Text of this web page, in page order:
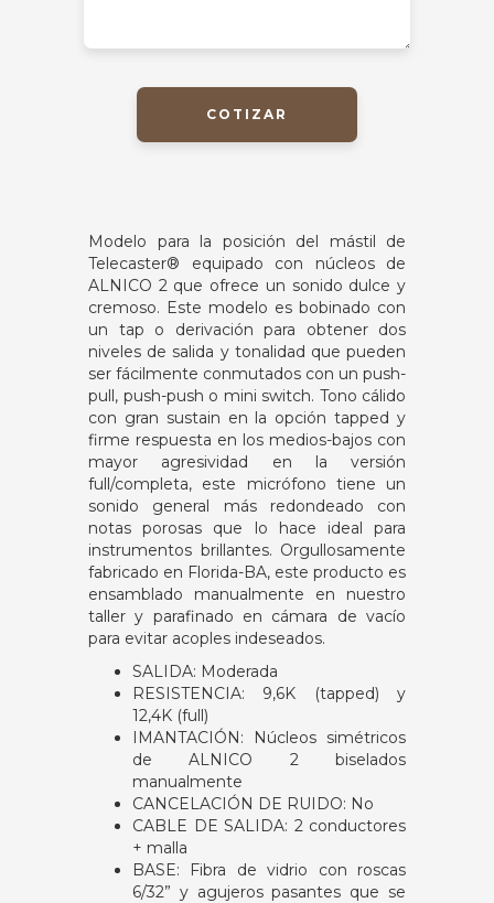
COTIZAR
Modelo para la posición del mástil de
Telecaster® equipado con núcleos de
ALNICO 2 que ofrece un sonido dulce y
cremoso. Este modelo es bobinado con
un tap o derivación para obtener dos
niveles de salida y tonalidad que pueden
ser fácilmente conmutados con un push-
pull, push-push o mini switch. Tono cálido
con gran sustain en la opción tapped y
firme respuesta en los medios-bajos con
mayor agresividad en la versión
full/completa, este micrófono tiene un
sonido general más redondeado con
notas porosas que lo hace ideal para
instrumentos brillantes. Orgullosamente
fabricado en Florida-BA, este producto es
ensamblado manualmente en nuestro
taller y parafinado en cámara de vacío
para evitar acoples indeseados.
SALIDA: Moderada
RESISTENCIA: 9,6K (tapped) y
12,4K (full)
IMANTACIÓN: Núcleos simétricos
de ALNICO 2 biselados
manualmente
CANCELACIÓN DE RUIDO: No
CABLE DE SALIDA: 2 conductores
+ malla
BASE: Fibra de vidrio con roscas
6/32” y agujeros pasantes que se